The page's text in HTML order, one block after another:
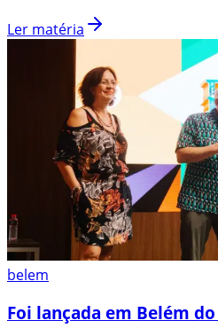
Ler matéria
belem
Foi lançada em Belém